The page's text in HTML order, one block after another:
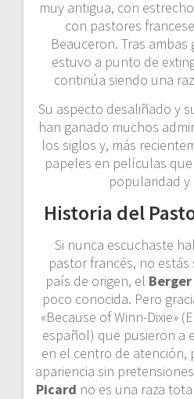
muy antigua, con
con pastores
Beauceron. Tras
estuvo a punto de
continúa siendo una
Su aspecto desaliñado y
han ganado muchos
los siglos y, más
papeles en películas
popularidad y
Historia del
Si nunca escuchaste
pastor francés, no
país de origen, el
poco conocida. Pero
«Because of Winn-Dixie»
español) que pusieron a
en el centro de atención,
apariencia sin
Picard no es una raza